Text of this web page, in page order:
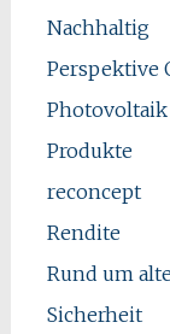
Nachhaltig
Perspektive
Photovoltaik
Produkte
reconcept
Rendite
Rund um
Sicherheit